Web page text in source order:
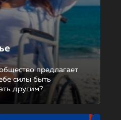
предлагает
силы быть
другим?